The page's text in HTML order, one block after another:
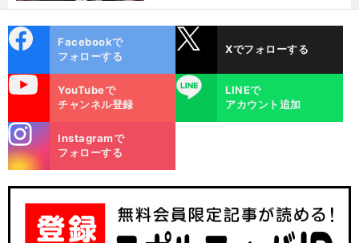
ok
Facebookで
フォローする
Xでフォローする
YouTubeで
チャンネル登録
LINE
LINEで
アカウント追加
m
Instagramで
フォローする